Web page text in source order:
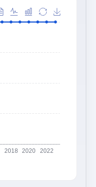
2018 2020 2022